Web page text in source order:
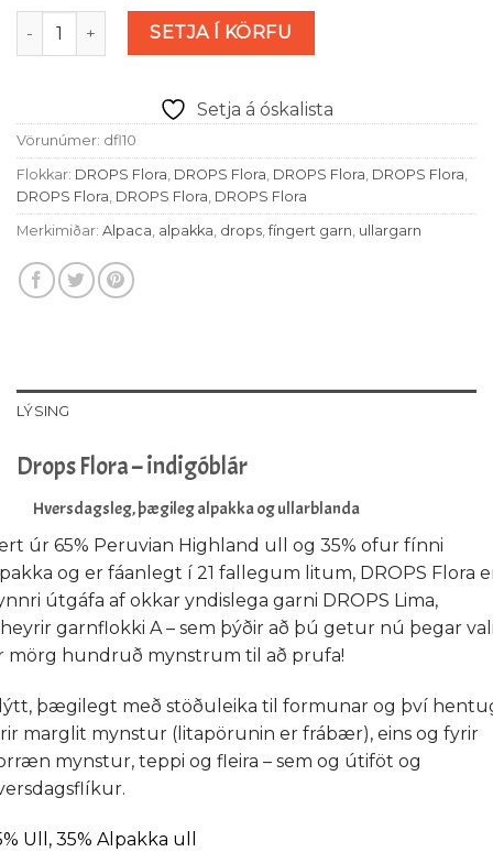
Drops Flora - Indigóblár (nr 10) magn
SETJA Í KÖRFU
Setja á óskalista
Vörunúmer: dfl10
Flokkar: DROPS Flora, DROPS Flora, DROPS Flora, DROPS Flora,
DROPS Flora, DROPS Flora, DROPS Flora
Merkimiðar: Alpaca, alpakka, drops, fíngert garn, ullargarn
LÝSING
Drops Flora – indigóblár
Hversdagsleg, þægileg alpakka og ullarblanda
úr 65% Peruvian Highland ull og 35% ofur fínni
og er fáanlegt í 21 fallegum litum, DROPS Flora
útgáfa af okkar yndislega garni DROPS Lima,
garnflokki A – sem þýðir að þú getur nú þegar
mörg hundruð mynstrum til að prufa!
þægilegt með stöðuleika til formunar og því
marglit mynstur (litapörunin er frábær), eins og fyrir
mynstur, teppi og fleira – sem og útiföt og
Ull, 35% Alpakka ull